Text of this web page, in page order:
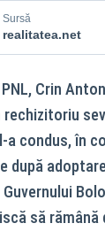
Sursă
realitatea.net
Crin
rechizitoriu
a condus, în
după
să rămână